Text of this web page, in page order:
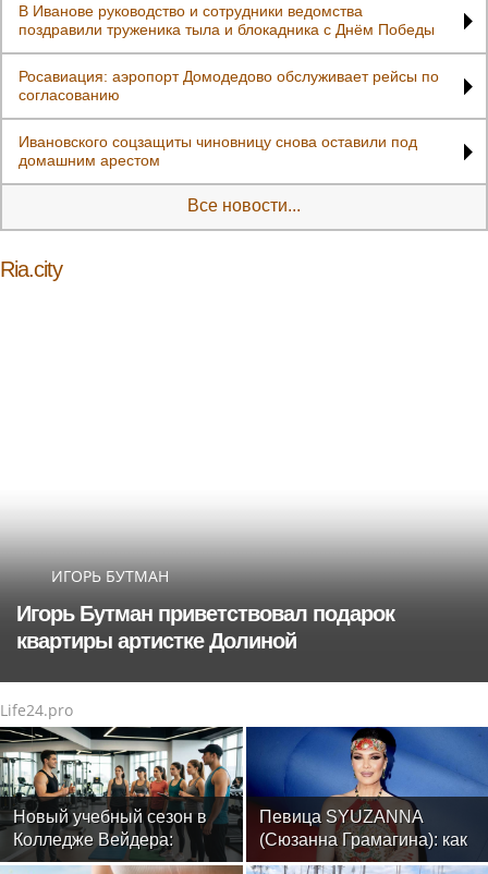
В Иванове руководство и сотрудники ведомства
поздравили труженика тыла и блокадника с Днём Победы
Росавиация: аэропорт Домодедово обслуживает рейсы по
согласованию
Ивановского соцзащиты чиновницу снова оставили под
домашним арестом
Все новости...
Ria.city
ИГОРЬ БУТМАН
Игорь Бутман приветствовал подарок
квартиры артистке Долиной
Life24.pro
Новый учебный сезон в
Колледже Вейдера:
стартовали очные
Певица SYUZANNA
(Сюзанна Грамагина): как
перестать волноваться и